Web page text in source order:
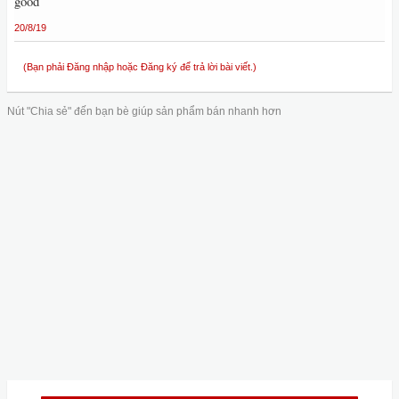
20/8/19
(Bạn phải Đăng nhập hoặc Đăng ký để trả lời bài viết.)
Nút "Chia sẻ" đến bạn bè giúp sản phẩm bán nhanh hơn